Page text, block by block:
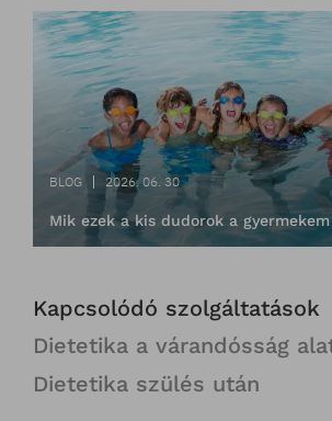
BLOG 2026. 06. 30
Mik ezek a kis dudorok a
Kapcsolódó szolgáltatások
Dietetika a várandósság
Dietetika szülés után